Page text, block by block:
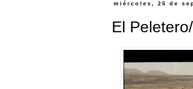
miércoles, 25 de
El